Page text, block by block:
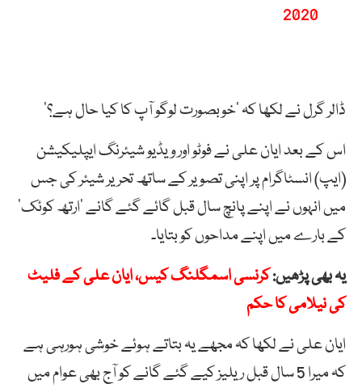
2020
ڈالر گرل نے لکھا کہ ’خوبصورت لوگو آپ کا کیا حال ہے؟‘
اس کے بعد ایان علی نے فوٹو اور ویڈیو شیئرنگ ایپلیکیشن
(ایپ) انسٹاگرام پر اپنی تصویر کے ساتھ تحریر شیئر کی جس
میں انہوں نے اپنے پانچ سال قبل گائے گئے گانے ’ارتھ کوئک‘
کے بارے میں اپنے مداحوں کو بتایا۔
یہ بھی پڑھیں:کرنسی اسمگلنگ کیس، ایان علی کے فلیٹ
کی نیلامی کا حکم
ایان علی نے لکھا کہ مجھے یہ بتاتے ہوئے خوشی ہورہی ہے
کہ میرا 5 سال قبل ریلیز کیے گئے گانے کو آج بھی عوام میں